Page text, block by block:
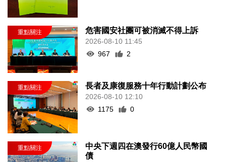
危害國安社團可被消滅不得上訴
2026-08-10 11:45
967
2
長者及康復服務十年行動計劃公布
2026-08-10 12:10
1175
0
中央下週四在澳發行60億人民幣國
債